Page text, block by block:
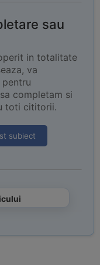
sau
in totalitate
va
completam si
toti cititorii.
subiect